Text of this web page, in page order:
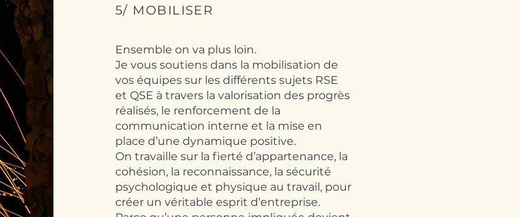
5/ MOBILISER
Ensemble on va plus loin.
Je vous soutiens dans la mobilisation de
vos équipes sur les différents sujets RSE
et QSE à travers la valorisation des progrès
réalisés, le renforcement de la
communication interne et la mise en
place d’une dynamique positive.
On travaille sur la fierté d’appartenance, la
cohésion, la reconnaissance, la sécurité
psychologique et physique au travail, pour
créer un véritable esprit d’entreprise.